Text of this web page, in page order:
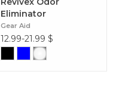
Eliminator
Gear Aid
12.99-21.99 $